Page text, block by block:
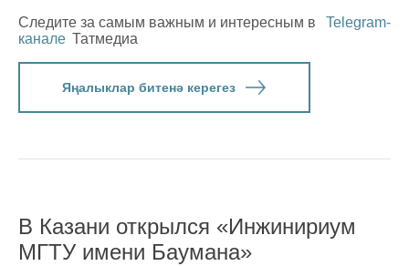
Следите за самым важным и интересным в
Telegram-
канале Татмедиа
Яңалыклар битенә керегез
В Казани открылся «Инжинириум
МГТУ имени Баумана»